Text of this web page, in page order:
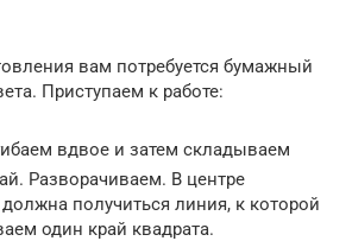
вам потребуется бумажный
Приступаем к работе:
вдвое и затем складываем
Разворачиваем. В центре
получиться линия, к которой
один край квадрата.